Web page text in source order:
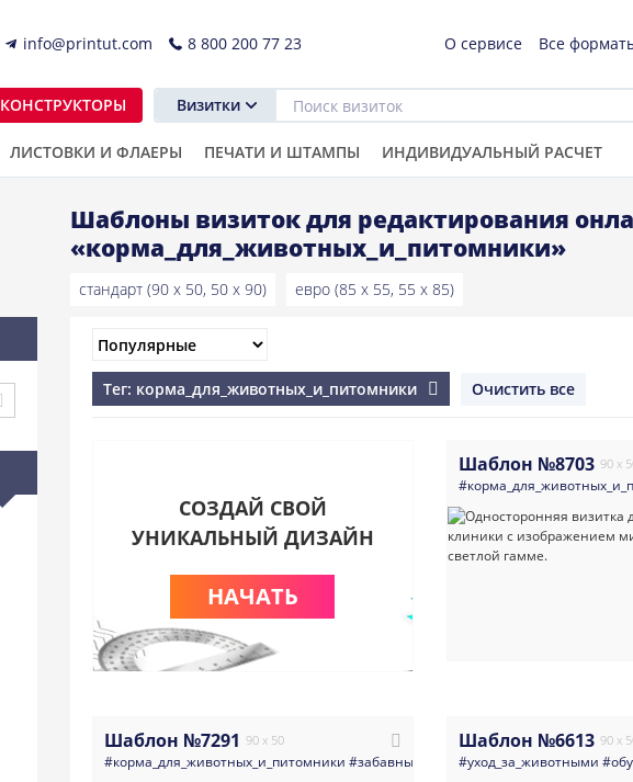
info@printut.com 8 800 200 77 23 О сервисе Все
КОНСТРУКТОРЫ Визитки
ЛИСТОВКИ И ФЛАЕРЫ ПЕЧАТИ И ШТАМПЫ ИНДИВИДУАЛЬНЫЙ РАСЧЕТ
Шаблоны визиток для редактирования
«корма_для_животных_и_питомники»
стандарт (90 x 50, 50 x 90) евро (85 x 55, 55 x 85)
Тег: корма_для_животных_и_питомники Очистить все
СОЗДАЙ СВОЙ
УНИКАЛЬНЫЙ ДИЗАЙН
НАЧАТЬ
Шаблон №8703 90 x
Шаблон №7291 90 x 50
#корма_для_животных_и_питомники #забавные_и_причудливые#кот
Шаблон №6613 90 x
#уход_за_животными